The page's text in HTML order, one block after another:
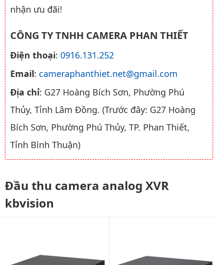
nhận ưu đãi!
CÔNG TY TNHH CAMERA PHAN THIẾT
Điện thoại: 0916.131.252
Email: cameraphanthiet.net@gmail.com
Địa chỉ: G27 Hoàng Bích Sơn, Phường Phú
Thủy, Tỉnh Lâm Đồng. (Trước đây: G27 Hoàng
Bích Sơn, Phường Phú Thủy, TP. Phan Thiết,
Tỉnh Bình Thuận)
Đầu thu camera analog XVR
kbvision